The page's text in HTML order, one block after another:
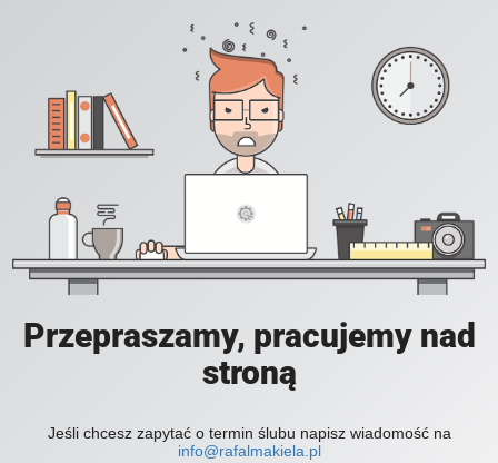
Przepraszamy, pracujemy nad
stroną
Jeśli chcesz zapytać o termin ślubu napisz wiadomość na
info@rafalmakiela.pl